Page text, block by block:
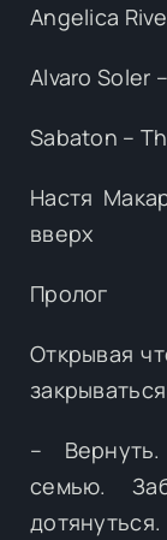
Angelica
Alvaro Soler
Sabaton –
Настя
вверх
Пролог
Открывая
–
семью.